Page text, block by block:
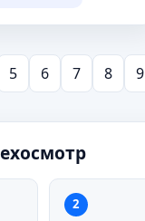
5 6 7 8 9
2